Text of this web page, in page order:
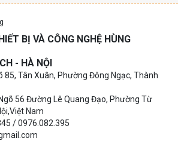
BỊ VÀ CÔNG NGHỆ HÙNG
- HÀ NỘI
85, Tân Xuân, Phường Đông Ngạc, Thành
56 Đường Lê Quang Đạo, Phường Từ
Nam
/ 0976.082.395